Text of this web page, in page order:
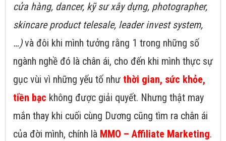
cửa hàng, dancer, kỹ sư xây dựng, photographer,
skincare product telesale, leader invest system,
…)và đôi khi mình tưởng rằng 1 trong những số
ngành nghề đó là chân ái, cho đến khi mình thực sự
gục vùi vì những yếu tố như thời gian, sức khỏe,
tiền bạc không được giải quyết. Nhưng thật may
mắn thay khi cuối cùng Dương cũng tìm ra chân ái
của đời mình, chính là MMO – Affiliate Marketing.